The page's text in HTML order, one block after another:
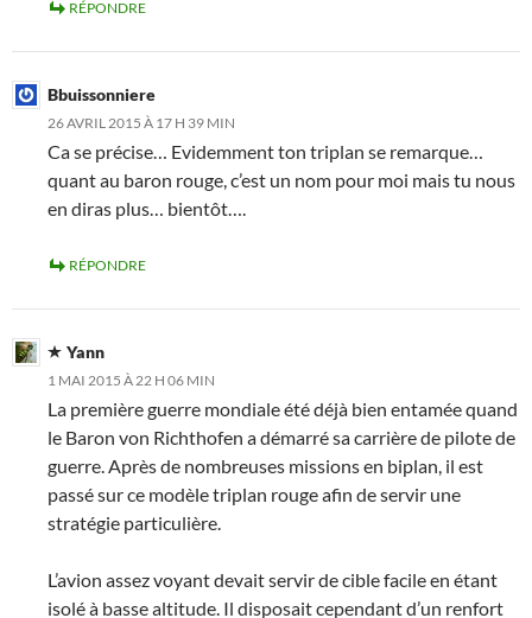
RÉPONDRE
Bbuissonniere
26 AVRIL 2015 À 17 H 39 MIN
Ca se précise… Evidemment ton triplan se remarque…
quant au baron rouge, c’est un nom pour moi mais tu nous
en diras plus… bientôt….
RÉPONDRE
Yann
1 MAI 2015 À 22 H 06 MIN
La première guerre mondiale été déjà bien entamée quand
le Baron von Richthofen a démarré sa carrière de pilote de
guerre. Après de nombreuses missions en biplan, il est
passé sur ce modèle triplan rouge afin de servir une
stratégie particulière.
L’avion assez voyant devait servir de cible facile en étant
isolé à basse altitude. Il disposait cependant d’un renfort